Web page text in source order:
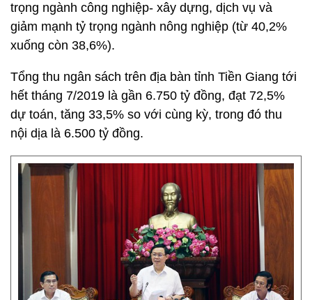
trọng ngành công nghiệp- xây dựng, dịch vụ và
giảm mạnh tỷ trọng ngành nông nghiệp (từ 40,2%
xuống còn 38,6%).
Tổng thu ngân sách trên địa bàn tỉnh Tiền Giang tới
hết tháng 7/2019 là gần 6.750 tỷ đồng, đạt 72,5%
dự toán, tăng 33,5% so với cùng kỳ, trong đó thu
nội dịa là 6.500 tỷ đồng.